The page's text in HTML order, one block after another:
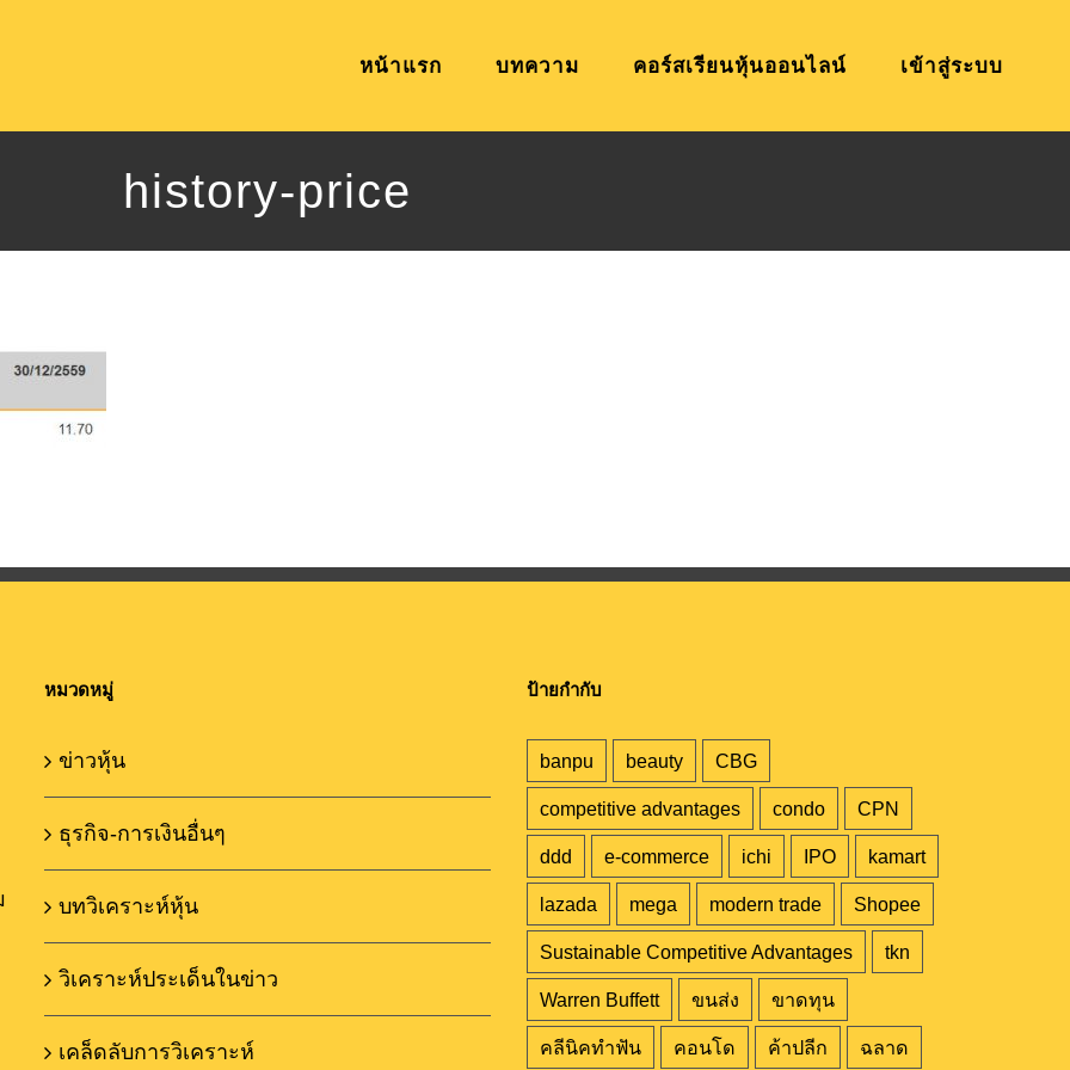
หน้าแรก บทความ คอร์สเรียนหุ้นออนไลน์ เข้าสู่ระบบ
history-price
หมวดหมู่
ข่าวหุ้น
ธุรกิจ-การเงินอื่นๆ
บทวิเคราะห์หุ้น
วิเคราะห์ประเด็นในข่าว
เคล็ดลับการวิเคราะห์
ป้ายกำกับ
banpu beauty CBG
competitive advantages condo CPN
ddd e-commerce ichi IPO kamart
lazada mega modern trade Shopee
Sustainable Competitive Advantages tkn
Warren Buffett ขนส่ง ขาดทุน
คลีนิคทำฟัน คอนโด ค้าปลีก ฉลาด